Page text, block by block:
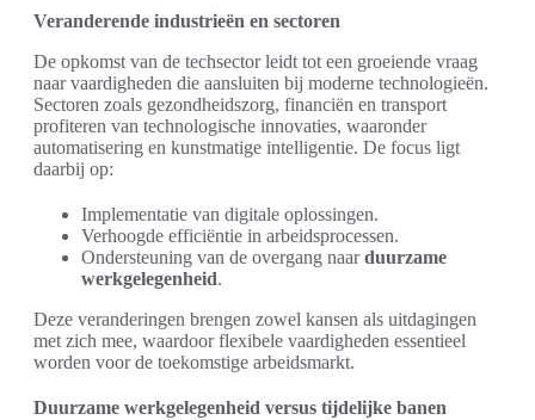
Veranderende industrieën en sectoren
De opkomst van de techsector leidt tot een groeiende vraag
naar vaardigheden die aansluiten bij moderne technologieën.
Sectoren zoals gezondheidszorg, financiën en transport
profiteren van technologische innovaties, waaronder
automatisering en kunstmatige intelligentie. De focus ligt
daarbij op:
Implementatie van digitale oplossingen.
Verhoogde efficiëntie in arbeidsprocessen.
Ondersteuning van de overgang naarduurzame
werkgelegenheid.
Deze veranderingen brengen zowel kansen als uitdagingen
met zich mee, waardoor flexibele vaardigheden essentieel
worden voor de toekomstige arbeidsmarkt.
Duurzame werkgelegenheid versus tijdelijke banen